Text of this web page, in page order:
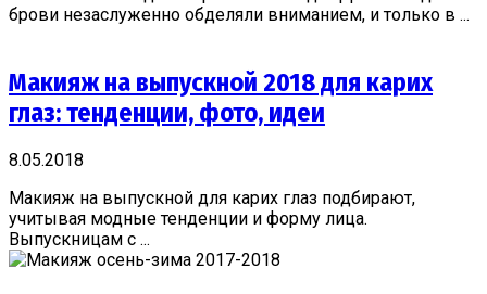
брови незаслуженно обделяли вниманием, и только в ...
Макияж на выпускной 2018 для карих
глаз: тенденции, фото, идеи
8.05.2018
Макияж на выпускной для карих глаз подбирают,
учитывая модные тенденции и форму лица.
Выпускницам с ...